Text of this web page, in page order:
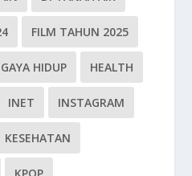
FILM TAHUN 2025
GAYA HIDUP HEALTH
INET INSTAGRAM
KESEHATAN